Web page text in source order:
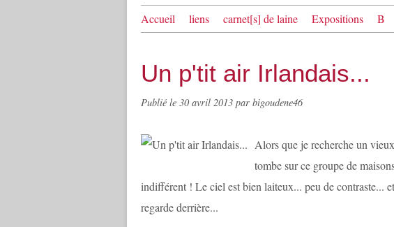
Accueil liens carnet[s] de laine Expositions B
Un p'tit air Irlandais...
Publié le 30 avril 2013 par bigoudene46
Alors que je recherche un
tombe sur ce groupe de
indifférent ! Le ciel est bien laiteux... peu de contraste...
regarde derrière...